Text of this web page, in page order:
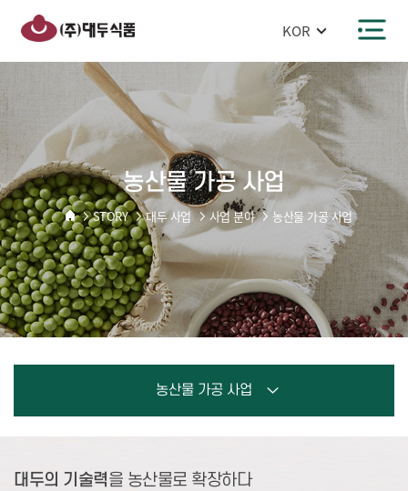
건너뛰기
농산물 가공 사업
STORY 대두 사업 사업 분야 농산물 가공 사업
농산물 가공 사업
농산물
가공
사업
대두의 기술력을 농산물로 확장하다